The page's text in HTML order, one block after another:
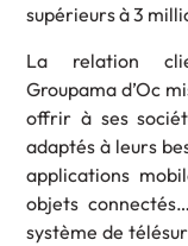
supérieurs à 3
La relation
Groupama d’Oc
offrir à ses
adaptés à leurs
applications
objets
système de